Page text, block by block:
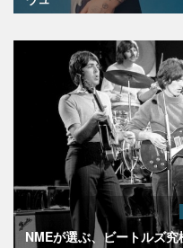
NMEが選ぶ、ビートルズ